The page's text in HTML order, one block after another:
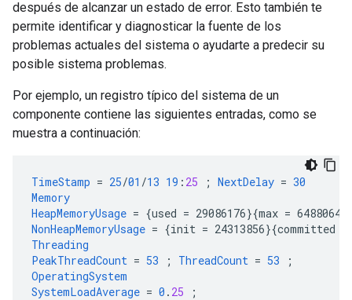
después de alcanzar un estado de error. Esto también te
permite identificar y diagnosticar la fuente de los
problemas actuales del sistema o ayudarte a predecir su
posible sistema problemas.
Por ejemplo, un registro típico del sistema de un
componente contiene las siguientes entradas, como se
muestra a continuación:
TimeStamp = 25/01 /13 19 : 25 ; NextDelay = 30
Memory
HeapMemoryUsage = {used = 29086176}{max = 64880640
NonHeapMemoryUsage = {init = 24313856}{committed
Threading
PeakThreadCount = 53 ; ThreadCount = 53
;
OperatingSystem
SystemLoadAverage = 0 . 25 ;